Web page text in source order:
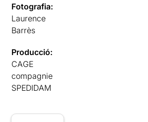
Fotografia:
Laurence
Barrès
Producció:
CAGE
compagnie
SPEDIDAM